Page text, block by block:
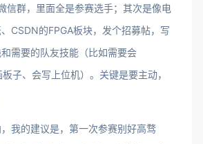
信群，里面全是参赛选手；其次是像电
CSDN的FPGA板块，发个招募帖，写
需要的队友技能（比如需要会
子、会写上位机）。关键是要主动，
我的建议是，第一次参赛别好高骛